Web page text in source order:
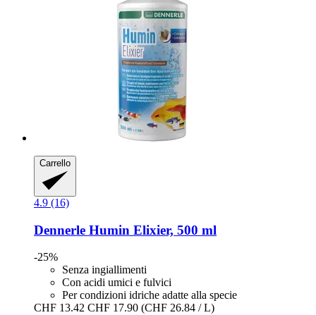
Carrello
4.9 (16)
Dennerle Humin Elixier, 500 ml
-25%
Senza ingiallimenti
Con acidi umici e fulvici
Per condizioni idriche adatte alla specie
CHF 13.42 CHF 17.90 (CHF 26.84 / L)